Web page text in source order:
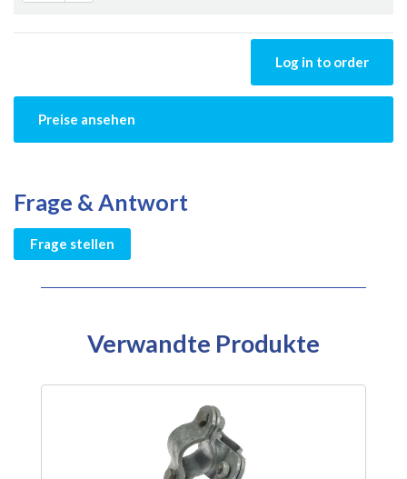
Log in to order
Preise ansehen
Frage & Antwort
Frage stellen
Verwandte Produkte